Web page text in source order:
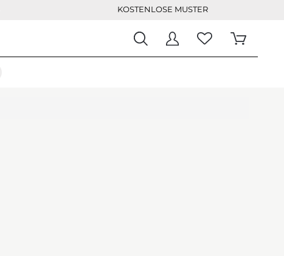
KOSTENLOSE MUSTER